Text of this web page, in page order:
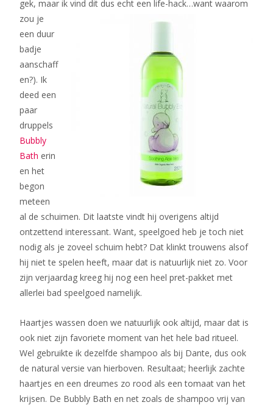
gek, maar ik vind dit dus echt een life-hack…want waarom
zou je
een duur
badje
aanschaff
en?). Ik
deed een
paar
druppels
Bubbly
Bath erin
en het
begon
meteen
al de schuimen. Dit laatste vindt hij overigens altijd
ontzettend interessant. Want, speelgoed heb je toch niet
nodig als je zoveel schuim hebt? Dat klinkt trouwens alsof
hij niet te spelen heeft, maar dat is natuurlijk niet zo. Voor
zijn verjaardag kreeg hij nog een heel pret-pakket met
allerlei bad speelgoed namelijk.
Haartjes wassen doen we natuurlijk ook altijd, maar dat is
ook niet zijn favoriete moment van het hele bad ritueel.
Wel gebruikte ik dezelfde shampoo als bij Dante, dus ook
de natural versie van hierboven. Resultaat; heerlijk zachte
haartjes en een dreumes zo rood als een tomaat van het
krijsen. De Bubbly Bath en net zoals de shampoo vrij van